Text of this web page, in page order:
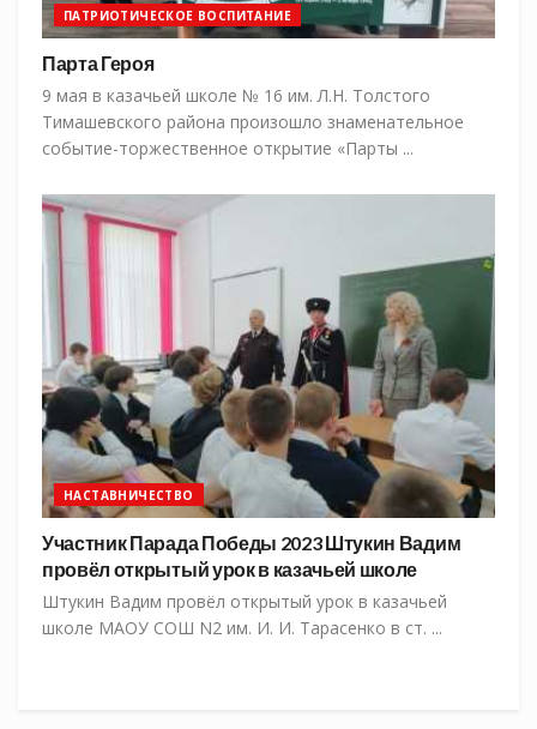
ПАТРИОТИЧЕСКОЕ ВОСПИТАНИЕ
Парта Героя
9 мая в казачьей школе № 16 им. Л.Н. Толстого
Тимашевского района произошло знаменательное
событие-торжественное открытие «Парты ...
НАСТАВНИЧЕСТВО
Участник Парада Победы 2023 Штукин Вадим
провёл открытый урок в казачьей школе
Штукин Вадим провёл открытый урок в казачьей
школе МАОУ СОШ N2 им. И. И. Тарасенко в ст. ...